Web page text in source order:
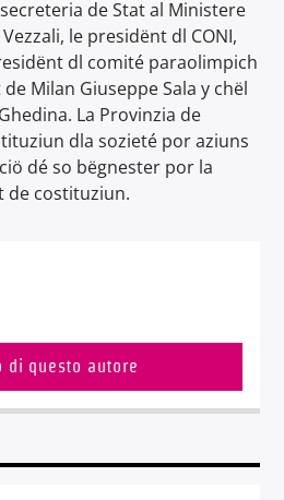
de Stat al Ministere
le presidënt dl CONI,
dl comité paraolimpich
Milan Giuseppe Sala y chël
La Provinzia de
dla sozieté por aziuns
dé so bëgnester por la
de costituziun.
di questo autore